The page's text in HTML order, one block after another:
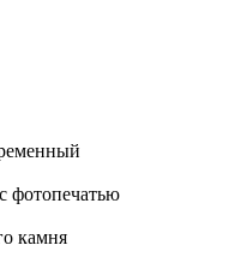
фотопечатью
камня